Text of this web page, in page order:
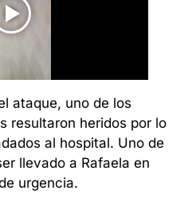
ataque, uno de los
resultaron heridos por lo
al hospital. Uno de
llevado a Rafaela en
urgencia.